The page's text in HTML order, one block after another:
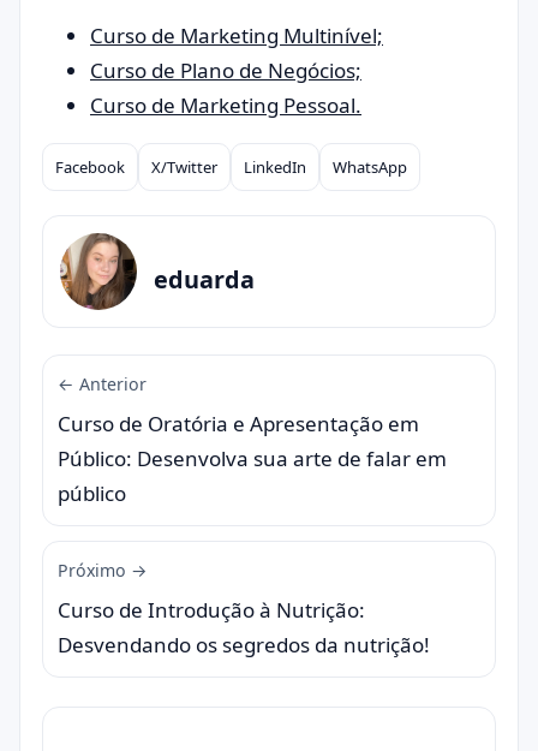
Curso de Marketing Multinível;
Curso de Plano de Negócios;
Curso de Marketing Pessoal.
Compartilhar
Facebook X/Twitter LinkedIn WhatsApp
eduarda
← Anterior
Curso de Oratória e Apresentação em
Público: Desenvolva sua arte de falar em
público
Próximo →
Curso de Introdução à Nutrição:
Desvendando os segredos da nutrição!